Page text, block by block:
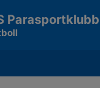
Parasportklubb